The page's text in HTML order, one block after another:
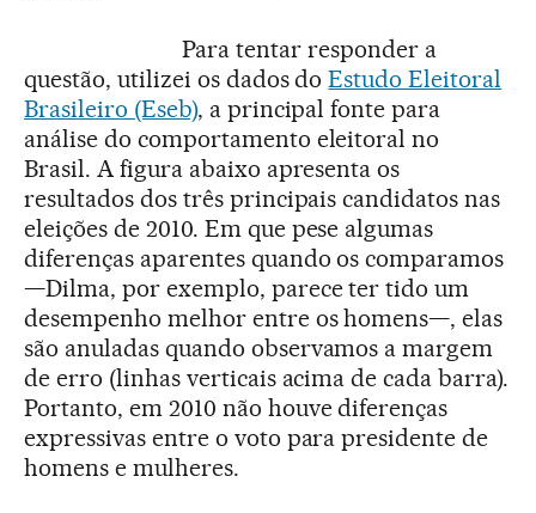
Para tentar responder a
questão, utilizei os dados doEstudo Eleitoral
Brasileiro (Eseb), a principal fonte para
análise do comportamento eleitoral no
Brasil. A figura abaixo apresenta os
resultados dos três principais candidatos nas
eleições de 2010. Em que pese algumas
diferenças aparentes quando os comparamos
—Dilma, por exemplo, parece ter tido um
desempenho melhor entre os homens—, elas
são anuladas quando observamos a margem
de erro (linhas verticais acima de cada barra).
Portanto, em 2010 não houve diferenças
expressivas entre o voto para presidente de
homens e mulheres.